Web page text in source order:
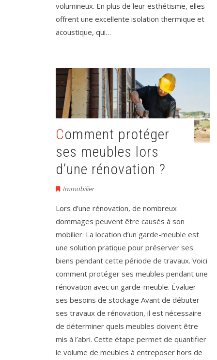
volumineux. En plus de leur esthétisme, elles
offrent une excellente isolation thermique et
acoustique, qui…
Comment protéger
ses meubles lors
d’une rénovation ?
Immobilier
Lors d’une rénovation, de nombreux
dommages peuvent être causés à son
mobilier. La location d’un garde-meuble est
une solution pratique pour préserver ses
biens pendant cette période de travaux. Voici
comment protéger ses meubles pendant une
rénovation avec un garde-meuble. Évaluer
ses besoins de stockage Avant de débuter
ses travaux de rénovation, il est nécessaire
de déterminer quels meubles doivent être
mis à l’abri. Cette étape permet de quantifier
le volume de meubles à entreposer hors de